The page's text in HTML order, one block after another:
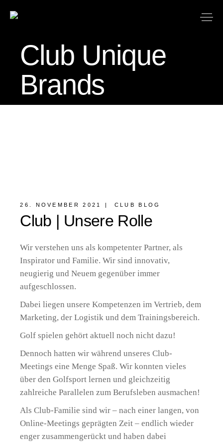
Club Unique
Brands
26. NOVEMBER 2021 CLUB BLOG
Club | Unsere Rolle
Wir verstehen uns als kompetenter Partner, als
Inspirator und Familie. Wir sind innovativ,
neugierig und Neuem gegenüber immer
aufgeschlossen.
Dabei liegen unsere Kompetenzen im Vertrieb, dem
Marketing, der Logistik und dem Trainingsbereich.
Golf spielen gehört aktuell noch nicht dazu!
Dennoch hatten wir während unseres Club-
Meetings eine Menge Spaß. Wir konnten vieles
über den Golfsport lernen und gleichzeitig
zahlreiche Parallelen zum Berufsleben ausmachen!
Als Club-Familie sind wir – nach einer langen, von
Online-Meetings geprägten Zeit – endlich wieder
enger zusammengerückt und haben dabei